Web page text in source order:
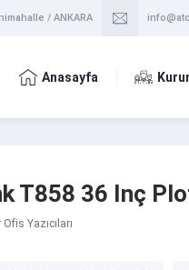
/ ANKARA
Anasayfa
T858 36 Inç
Yazıcıları